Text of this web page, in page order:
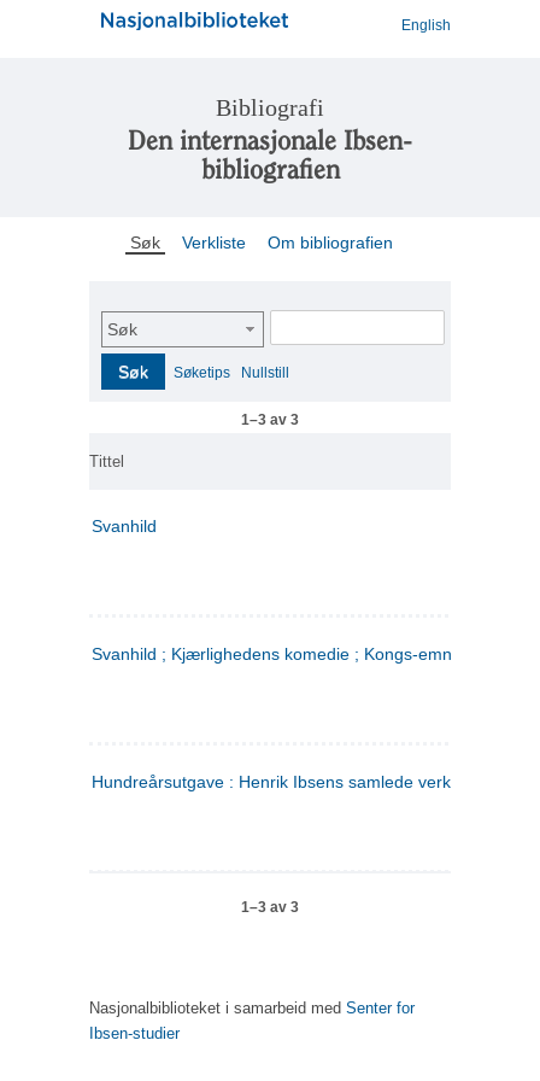
English
Bibliografi
Den internasjonale Ibsen-
bibliografien
Søk Verkliste Om bibliografien
Søk
Søk Søketips Nullstill
1–3 av 3
Tittel
Svanhild
Svanhild ; Kjærlighedens komedie ; Kongs-emnerne
Hundreårsutgave : Henrik Ibsens samlede verker. 4
1–3 av 3
Nasjonalbiblioteket i samarbeid med Senter for
Ibsen-studier